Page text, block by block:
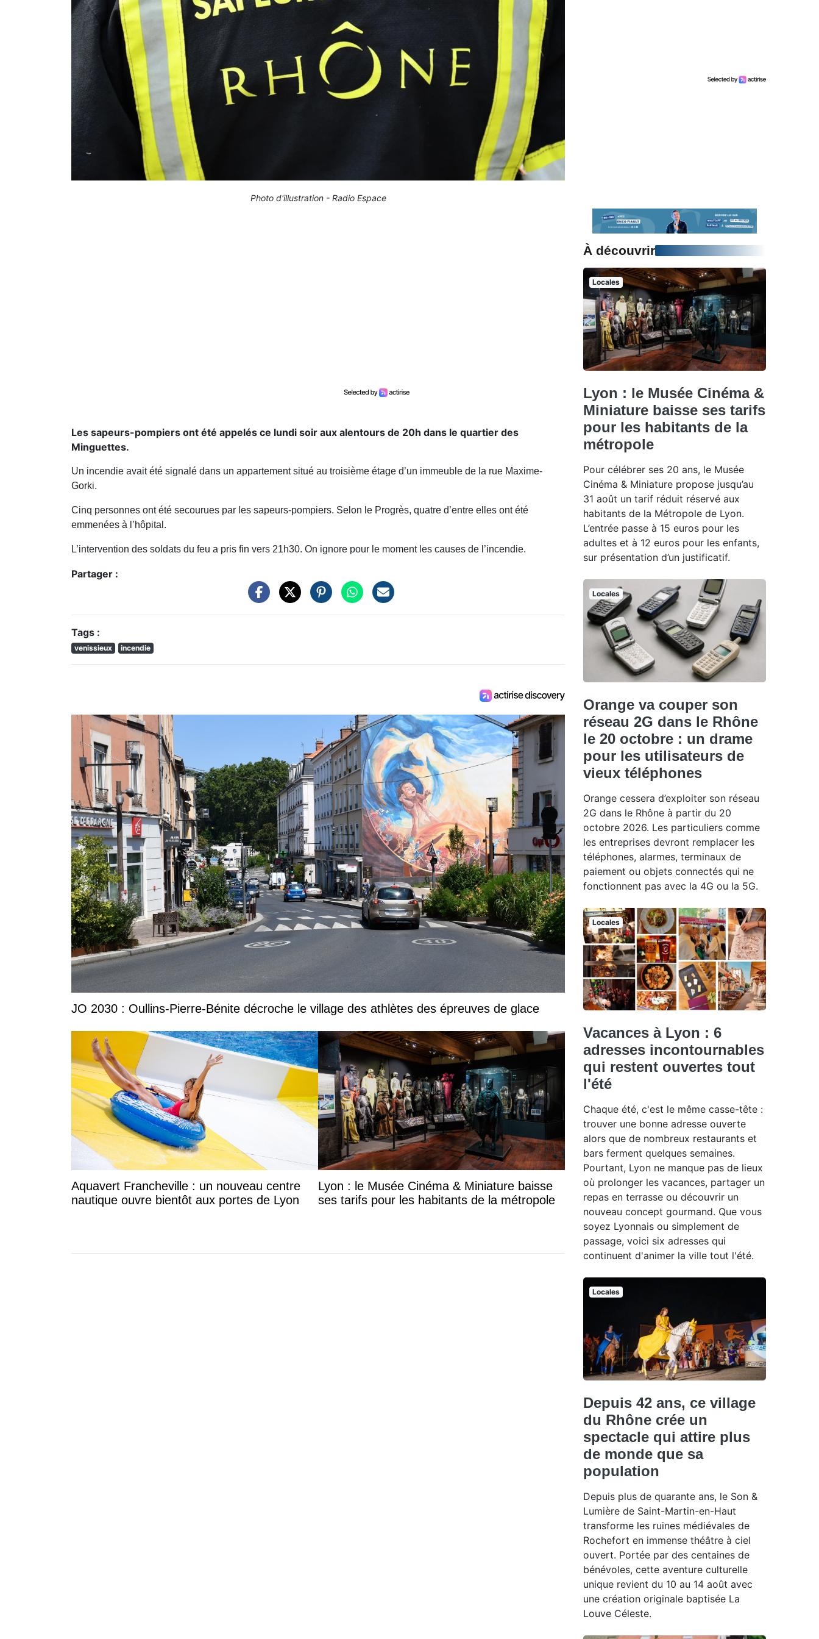
Photo d'illustration - Radio Espace
Les sapeurs-pompiers ont été appelés ce lundi soir aux alentours de 20h dans le quartier des
Minguettes.
Un incendie avait été signalé dans un appartement situé au troisième étage d’un immeuble de la rue Maxime-
Gorki.
Cinq personnes ont été secourues par les sapeurs-pompiers. Selon le Progrès, quatre d’entre elles ont été
emmenées à l’hôpital.
L’intervention des soldats du feu a pris fin vers 21h30. On ignore pour le moment les causes de l’incendie.
Partager :
Tags :
venissieux incendie
JO 2030 : Oullins-Pierre-Bénite décroche le village des athlètes des épreuves de glace
Aquavert Francheville : un nouveau centre
nautique ouvre bientôt aux portes de Lyon
Lyon : le Musée Cinéma & Miniature baisse
ses tarifs pour les habitants de la métropole
À découvrir
Locales
Lyon : le Musée Cinéma &
Miniature baisse ses tarifs
pour les habitants de la
métropole
Pour célébrer ses 20 ans, le Musée
Cinéma & Miniature propose jusqu’au
31 août un tarif réduit réservé aux
habitants de la Métropole de Lyon.
L’entrée passe à 15 euros pour les
adultes et à 12 euros pour les enfants,
sur présentation d’un justificatif.
Locales
Orange va couper son
réseau 2G dans le Rhône
le 20 octobre : un drame
pour les utilisateurs de
vieux téléphones
Orange cessera d’exploiter son réseau
2G dans le Rhône à partir du 20
octobre 2026. Les particuliers comme
les entreprises devront remplacer les
téléphones, alarmes, terminaux de
paiement ou objets connectés qui ne
fonctionnent pas avec la 4G ou la 5G.
Locales
Vacances à Lyon : 6
adresses incontournables
qui restent ouvertes tout
l'été
Chaque été, c'est le même casse-tête :
trouver une bonne adresse ouverte
alors que de nombreux restaurants et
bars ferment quelques semaines.
Pourtant, Lyon ne manque pas de lieux
où prolonger les vacances, partager un
repas en terrasse ou découvrir un
nouveau concept gourmand. Que vous
soyez Lyonnais ou simplement de
passage, voici six adresses qui
continuent d'animer la ville tout l'été.
Locales
Depuis 42 ans, ce village
du Rhône crée un
spectacle qui attire plus
de monde que sa
population
Depuis plus de quarante ans, le Son &
Lumière de Saint-Martin-en-Haut
transforme les ruines médiévales de
Rochefort en immense théâtre à ciel
ouvert. Portée par des centaines de
bénévoles, cette aventure culturelle
unique revient du 10 au 14 août avec
une création originale baptisée La
Louve Céleste.